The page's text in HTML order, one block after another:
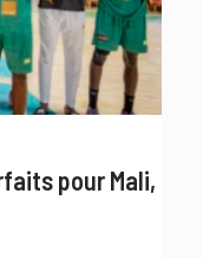
pour Mali,